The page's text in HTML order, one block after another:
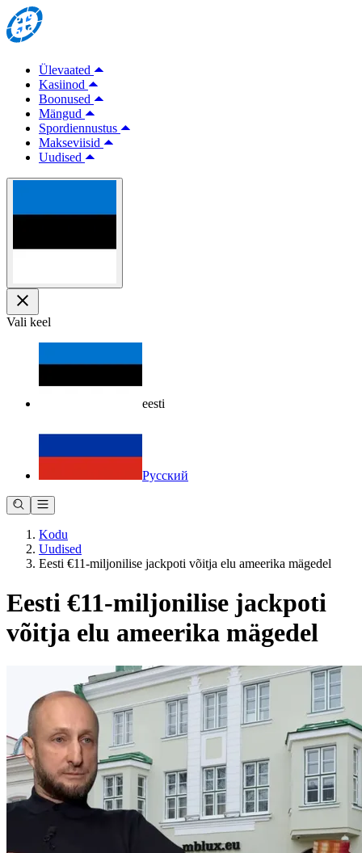
Ülevaated
Kasiinod
Boonused
Mängud
Spordiennustus
Makseviisid
Uudised
Vali keel
eesti
Русский
Kodu
Uudised
Eesti €11-miljonilise jackpoti võitja elu ameerika mägedel
Eesti €11-miljonilise jackpoti
võitja elu ameerika mägedel